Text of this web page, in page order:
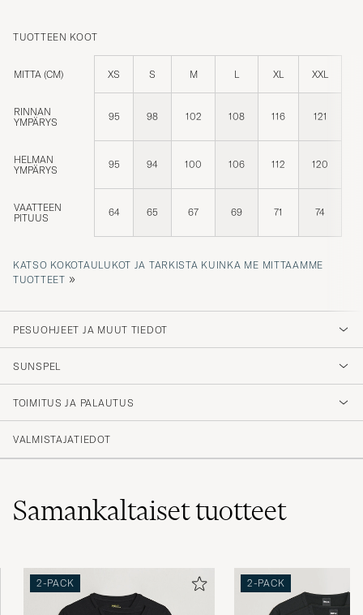
TUOTTEEN KOOT
MITTA (CM) XS S M L XL XXL
RINNAN
YMPÄRYS
95 98 102 108 116 121
HELMAN
YMPÄRYS
95 94 100 106 112 120
VAATTEEN
PITUUS
64 65 67 69 71 74
KATSO KOKOTAULUKOT JA TARKISTA KUINKA ME MITTAAMME
TUOTTEET »
PESUOHJEET JA MUUT TIEDOT
SUNSPEL
TOIMITUS JA PALAUTUS
VALMISTAJATIEDOT
Samankaltaisettuotteet
2-PACK 2-PACK